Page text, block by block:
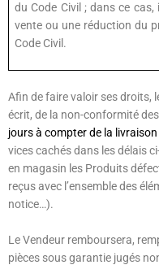
du Code Civil ; dans ce
vente ou une réduction du
Code Civil.
Afin de faire valoir ses droits,
écrit, de la non-conformité
joursà compter de la livraison
vices cachés dans les délais
en magasin les Produits
reçus avec l’ensemble des
notice…).
Le Vendeur remboursera,
pièces sous garantie jugés